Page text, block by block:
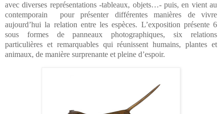
avec diverses représentations -tableaux, objets…- puis, en vient au
contemporain
pour présenter différentes manières de vivre
aujourd’hui la relation entre les espèces. L’exposition présente 6
sous formes de panneaux photographiques, six relations
particulières et remarquables qui réunissent humains, plantes et
animaux, de manière surprenante et pleine d’espoir.